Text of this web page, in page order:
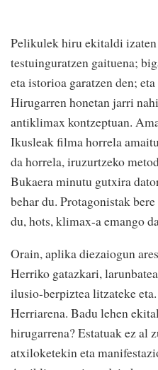
Pelikulek hiru ekitaldi
testuinguratzen gaituena;
eta istorioa garatzen den;
Hirugarren honetan jarri
antiklimax kontzeptuan.
Ikusleak filma horrela
da horrela, iruzurtzeko
Bukaera minutu gutxira
behar du. Protagonistak
du, hots, klimax-a emango
Orain, aplika diezaiogun
Herriko gatazkari,
ilusio-berpiztea litzateke
Herriarena. Badu lehen
hirugarrena? Estatuak ez al
atxiloketekin eta